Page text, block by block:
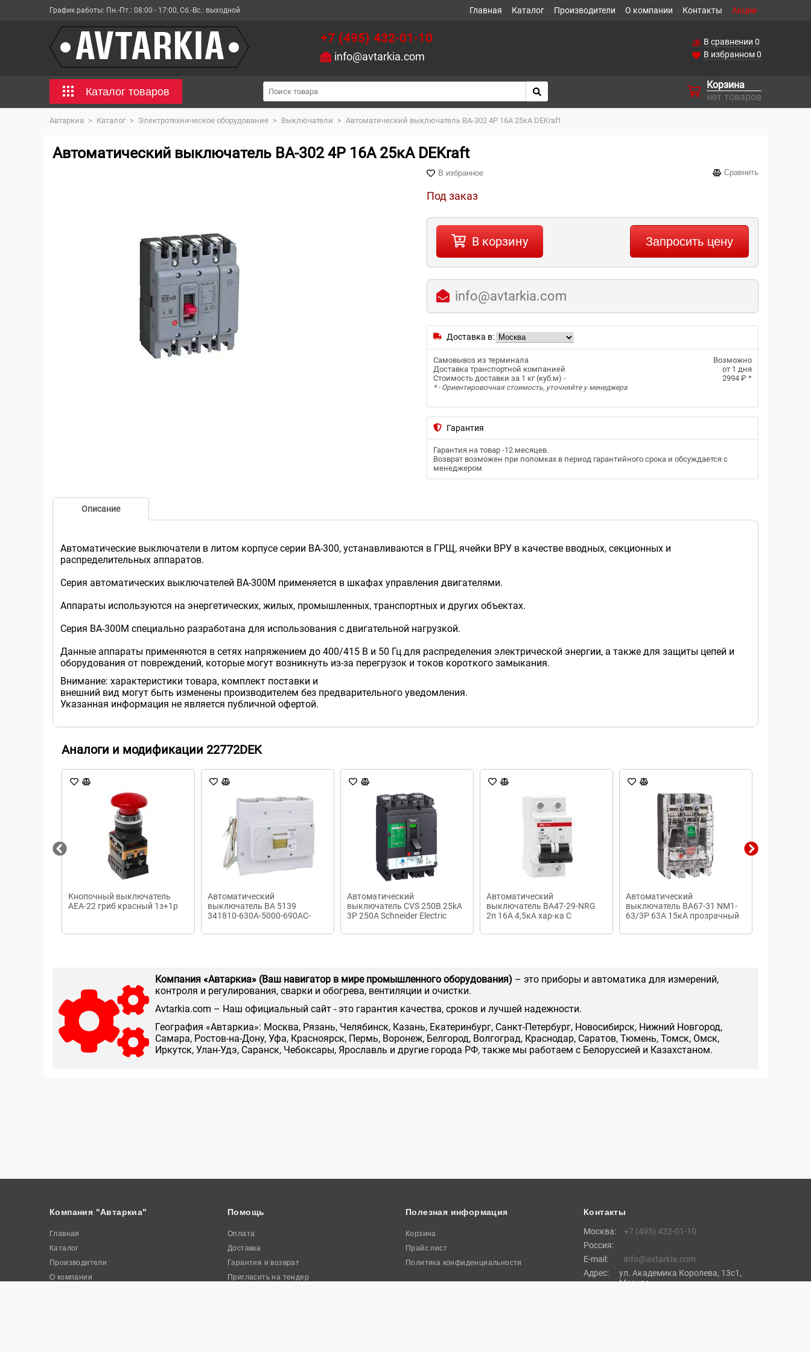
График работы: Пн.-Пт.: 08:00 - 17:00, Сб.-Вс.: выходной Главная Каталог Производители О компании Контакты Акции
+7 (495) 432-01-10
info@avtarkia.com
В сравнении 0
В избранном0
Каталог товаров
Корзина
нет товаров
Автаркиа > Каталог > Электротехническое оборудование > Выключатели > Автоматический выключатель ВА-302 4P 16А 25кА DEKraft
Автоматический выключатель ВА-302 4P 16А 25кА DEKraft
В избранное Сравнить
Под заказ
В корзину Запросить цену
info@avtarkia.com
Доставка в:
Самовывоз из терминала
Возможно
Доставка транспортной компанией
от 1 дня
Стоимость доставки за 1 кг (куб.м) -
2994 ₽ *
* - Ориентировочная стоимость, уточняйте у менеджера
Гарантия
Гарантия на товар -12 месяцев.
Возврат возможен при поломках в период гарантийного срока и обсуждается с
менеджером
Описание
Автоматические выключатели в литом корпусе серии ВА-300, устанавливаются в ГРЩ, ячейки ВРУ в качестве вводных, секционных и
распределительных аппаратов.
Серия автоматических выключателей ВА-300М применяется в шкафах управления двигателями.
Аппараты используются на энергетических, жилых, промышленных, транспортных и других объектах.
Серия ВА-300М специально разработана для использования с двигательной нагрузкой.
Данные аппараты применяются в сетях напряжением до 400/415 В и 50 Гц для распределения электрической энергии, а также для защиты цепей и
оборудования от повреждений, которые могут возникнуть из-за перегрузок и токов короткого замыкания.
Внимание: характеристики товара, комплект поставки и
внешний вид могут быть изменены производителем без предварительного уведомления.
Указанная информация не является публичной офертой.
Аналоги и модификации 22772DEK
Кнопочный выключатель
AEA-22 гриб красный 1з+1р
Автоматический
выключатель ВА 5139
341810-630А-5000-690АС-
Автоматический
выключатель CVS 250B 25kA
3P 250A Schneider Electric
Автоматический
выключатель ВА47-29-NRG
2п 16А 4,5кА хар-ка C
Автоматический
выключатель ВА67-31 NM1-
63/3P 63А 15кА прозрачный
Компания «Автаркиа» (Ваш навигатор в мире промышленного оборудования) – это приборы и автоматика для измерений,
контроля и регулирования, сварки и обогрева, вентиляции и очистки.
Аvtarkia.com – Наш официальный сайт - это гарантия качества, сроков и лучшей надежности.
География «Автаркиа»: Москва, Рязань, Челябинск, Казань, Екатеринбург, Санкт-Петербург, Новосибирск, Нижний Новгород,
Самара, Ростов-на-Дону, Уфа, Красноярск, Пермь, Воронеж, Белгород, Волгоград, Краснодар, Саратов, Тюмень, Томск, Омск,
Иркутск, Улан-Удэ, Саранск, Чебоксары, Ярославль и другие города РФ, также мы работаем с Белоруссией и Казахстаном.
Компания "Автаркиа"
Главная
Каталог
Производители
О компании
Помощь
Оплата
Доставка
Гарантия и возврат
Пригласить на тендер
Полезная информация
Корзина
Прайс лист
Политика конфиденциальности
Контакты
Москва:
+7 (495) 432-01-10
Россия:
E-mail:
info@avtarkia.com
Адрес:
ул. Академика Королева, 13с1,
Москва